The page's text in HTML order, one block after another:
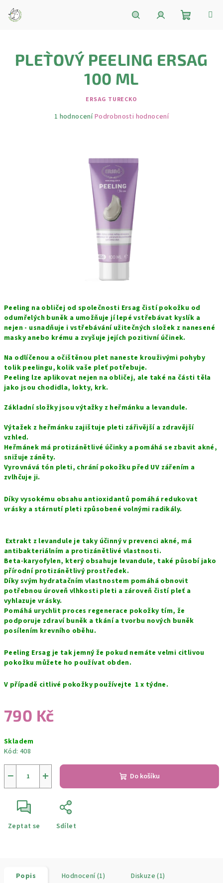
obsah
košík
Peeling na obličej od společnosti Ersag čistí pokožku od
odumřelých buněk a umožňuje jí lepé vstřebávat kyslík a
nejen - usnadňuje i vstřebávání užitečných složek z nanesené
masky anebo krému a zvyšuje jejích pozitivní účinek.
Na odlíčenou a očištěnou plet naneste krouživými pohyby
tolik peelingu, kolik vaše pleť potřebuje.
Peeling lze aplikovat nejen na obličej, ale také na části těla
jako jsou chodidla, lokty, krk.
Základní složky jsou výtažky z heřmánku a levandule.
Výtažek z heřmánku zajištuje pleti zářivější a zdravější
vzhled.
Heřmánek má protizánětlivé účinky a pomáhá se zbavit akné,
snižuje záněty.
Vyrovnává tón pleti, chrání pokožku před UV zářením a
zvlhčuje ji.
Díky vysokému obsahu antioxidantů pomáhá redukovat
vrásky a stárnutí pleti způsobené volnými radikály.
Extrakt z levandule je taky účinný v prevenci akné, má
antibakteriálním a protizánětlivé vlastnosti.
Beta-karyofylen, který obsahuje levandule, také působí jako
přírodní protizánětlivý prostředek.
Díky svým hydratačním vlastnostem pomáhá obnovit
potřebnou úroveň vlhkosti pleti a zároveň čistí pleť a
vyhlazuje vrásky.
Pomáhá urychlit proces regenerace pokožky tím, že
podporuje zdraví buněk a tkání a tvorbu nových buněk
posílením krevního oběhu.
Peeling Ersag je tak jemný že pokud nemáte velmi citlivou
pokožku můžete ho používat obden.
V případě citlivé pokožky používejte 1 x týdne.
790 Kč
cena:
Skladem
Kód: 408
+
− Do košíku
Zeptat se Sdílet
PLET`OVÝ PEELING ERSAG
100 ML
ERSAG TURECKO
Průměrné
1 hodnoceníPodrobnosti hodnocení
Popis Hodnocení (1) Diskuze (1)